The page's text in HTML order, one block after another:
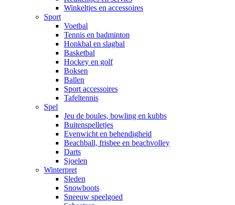
Winkeltjes en accessoires
Sport
Voetbal
Tennis en badminton
Honkbal en slagbal
Basketbal
Hockey en golf
Boksen
Ballen
Sport accessoires
Tafeltennis
Spel
Jeu de boules, bowling en kubbs
Buitenspelletjes
Evenwicht en behendigheid
Beachball, frisbee en beachvolley
Darts
Sjoelen
Winterpret
Sleden
Snowboots
Sneeuw speelgoed